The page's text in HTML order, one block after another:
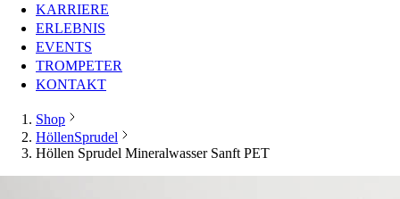
KARRIERE
ERLEBNIS
EVENTS
TROMPETER
KONTAKT
Shop
HöllenSprudel
Höllen Sprudel Mineralwasser Sanft PET